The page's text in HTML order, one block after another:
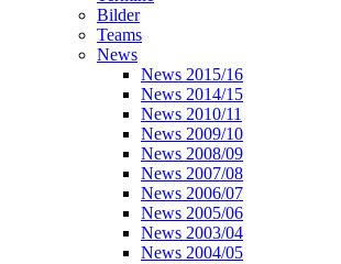
Bilder
Teams
News
News 2015/16
News 2014/15
News 2010/11
News 2009/10
News 2008/09
News 2007/08
News 2006/07
News 2005/06
News 2003/04
News 2004/05